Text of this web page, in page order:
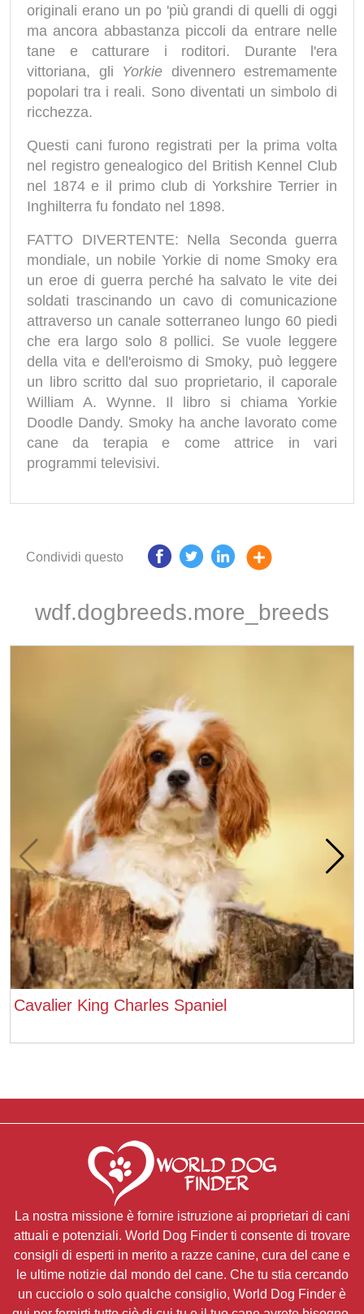
originali erano un po 'più grandi di quelli di oggi
ma ancora abbastanza piccoli da entrare nelle
tane e catturare i roditori. Durante l'era
vittoriana, gli Yorkie divennero estremamente
popolari tra i reali. Sono diventati un simbolo di
ricchezza.
Questi cani furono registrati per la prima volta
nel registro genealogico del British Kennel Club
nel 1874 e il primo club di Yorkshire Terrier in
Inghilterra fu fondato nel 1898.
FATTO DIVERTENTE: Nella Seconda guerra
mondiale, un nobile Yorkie di nome Smoky era
un eroe di guerra perché ha salvato le vite dei
soldati trascinando un cavo di comunicazione
attraverso un canale sotterraneo lungo 60 piedi
che era largo solo 8 pollici. Se vuole leggere
della vita e dell'eroismo di Smoky, può leggere
un libro scritto dal suo proprietario, il caporale
William A. Wynne. Il libro si chiama Yorkie
Doodle Dandy. Smoky ha anche lavorato come
cane da terapia e come attrice in vari
programmi televisivi.
Condividi questo
wdf.dogbreeds.more_breeds
Cavalier King Charles Spaniel
La nostra missione è fornire istruzione ai proprietari di cani
attuali e potenziali. World Dog Finder ti consente di trovare
consigli di esperti in merito a razze canine, cura del cane e
le ultime notizie dal mondo del cane. Che tu stia cercando
un cucciolo o solo qualche consiglio, World Dog Finder è